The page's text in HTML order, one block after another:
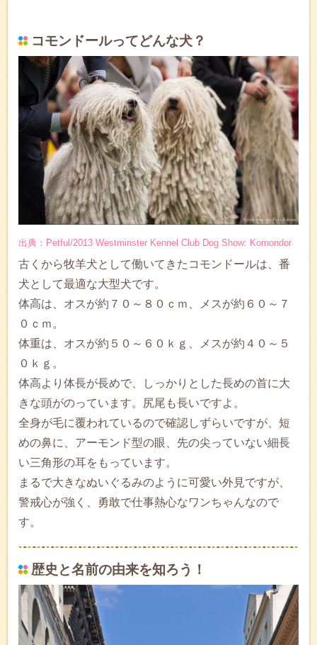
コモンドールってどんな犬？
出典：Petful/2013 Westminster Kennel Club Dog Show: Komondor
古くから牧羊犬として働いてきたコモンドールは、番
犬として最適な大型犬です。
体高は、オスが約７０～８０ｃｍ、メスが約６０～７
０ｃｍ。
体重は、オスが約５０～６０ｋｇ、メスが約４０～５
０ｋｇ。
体高より体長が長めで、しっかりとした長めの首に大
きな頭がのっています。尻尾も長いですよ。
全身が毛に覆われているので確認しずらいですが、短
めの鼻に、アーモンド型の眼、先の尖っていない細長
い三角形の耳をもっています。
まるで大きなぬいぐるみのように可愛い外見ですが、
警戒心が強く、勇敢で仕事熱心なワンちゃんなので
す。
歴史と名前の由来を知ろう！